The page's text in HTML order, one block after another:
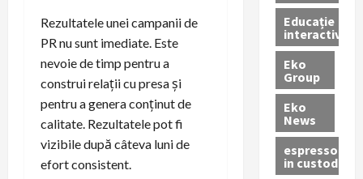
Rezultatele unei campanii de
PR nu sunt imediate. Este
nevoie de timp pentru a
construi relații cu presa și
pentru a genera conținut de
calitate. Rezultatele pot fi
vizibile după câteva luni de
efort consistent.
Educație
interactivă
Eko
Group
Eko
News
espressoare
in custodie